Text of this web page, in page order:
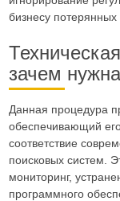
бизнесу
зачем
Данная процедура
обеспечивающий
соответствие
поисковых систем.
мониторинг,
программного